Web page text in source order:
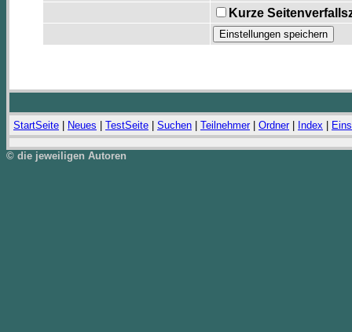
Kurze
StartSeite Neues TestSeite Suchen Teilnehmer| Ordner| Index
© die jeweiligen Autoren